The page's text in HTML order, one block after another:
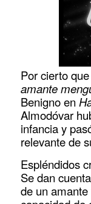
Por cierto
amante
Benigno en
Almodóvar
infancia y
relevante de
Espléndidos
Se dan
de un